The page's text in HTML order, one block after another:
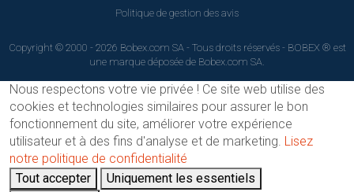
Politique de gestion des avis
Copyright © 2000 - 2026 Bobex.com SA - Tous droits réservés - BOBEX ® est
une marque déposée de Bobex.com SA.
Nous respectons votre vie privée ! Ce site web utilise des
cookies et technologies similaires pour assurer le bon
fonctionnement du site, améliorer votre expérience
utilisateur et à des fins d'analyse et de marketing. Lisez
notre politique de confidentialité
Tout accepter
Uniquement les essentiels